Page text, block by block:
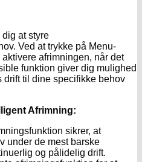
dig at styre
Ved at trykke på Menu-
afrimningen, når det
funktion giver dig mulighed
drift til dine specifikke behov
Afrimning:
sikrer, at
under de mest barske
og pålidelig drift.